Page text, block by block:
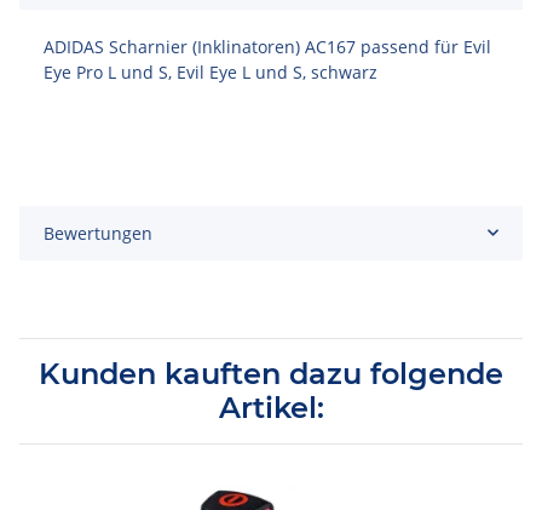
ADIDAS Scharnier (Inklinatoren) AC167 passend für Evil
Eye Pro L und S, Evil Eye L und S, schwarz
Bewertungen
Kunden kauften dazu folgende
Artikel: